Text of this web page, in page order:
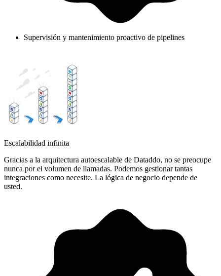
Supervisión y mantenimiento proactivo de pipelines
Escalabilidad infinita
Gracias a la arquitectura autoescalable de Dataddo, no se preocupe
nunca por el volumen de llamadas. Podemos gestionar tantas
integraciones como necesite. La lógica de negocio depende de
usted.